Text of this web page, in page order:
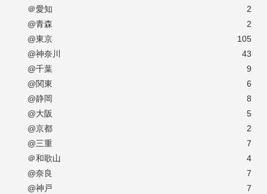
＠愛知
2
@青森
2
@東京
105
@神奈川
43
@千葉
9
@関東
6
@静岡
8
@大阪
5
@京都
2
@三重
7
＠和歌山
4
@奈良
7
@神戸
7